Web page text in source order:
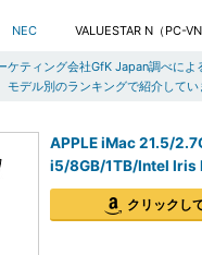
NEC VALUESTAR N（PC-
ケティング会社GfK Japan調べによ
モデル別のランキングで紹介してい
APPLE iMac 21.5/
i5/8GB/1TB/Intel Iris
クリックし